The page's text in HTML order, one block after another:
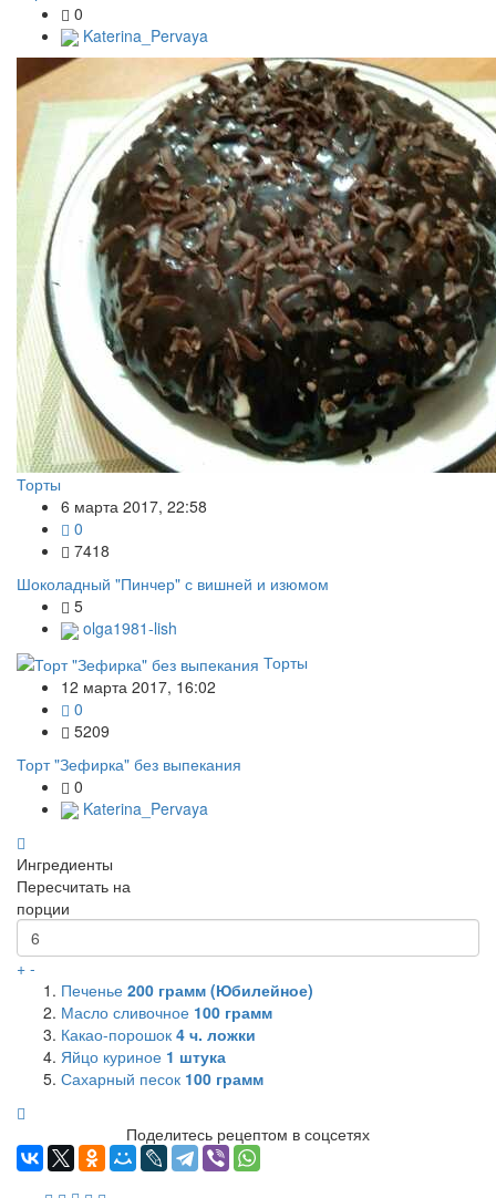
0
Katerina_Pervaya
Торты
6 марта 2017, 22:58
0
7418
Шоколадный "Пинчер" с вишней и изюмом
5
olga1981-lish
Торты
12 марта 2017, 16:02
0
5209
Торт "Зефирка" без выпекания
0
Katerina_Pervaya
Ингредиенты
Пересчитать на
порции
+ -
Печенье 200 грамм (Юбилейное)
Масло сливочное 100 грамм
Какао-порошок 4 ч. ложки
Яйцо куриное 1 штука
Сахарный песок 100 грамм
Поделитесь рецептом в соцсетях